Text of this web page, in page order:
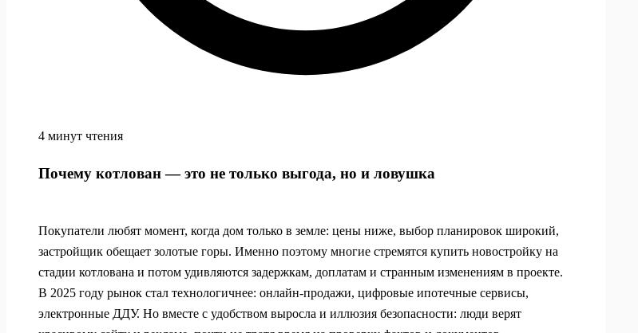
4 минут чтения
Почему котлован — это не только выгода, но и ловушка
Покупатели любят момент, когда дом только в земле: цены ниже, выбор планировок широкий,
застройщик обещает золотые горы. Именно поэтому многие стремятся купить новостройку на
стадии котлована и потом удивляются задержкам, доплатам и странным изменениям в проекте.
В 2025 году рынок стал технологичнее: онлайн-продажи, цифровые ипотечные сервисы,
электронные ДДУ. Но вместе с удобством выросла и иллюзия безопасности: люди верят